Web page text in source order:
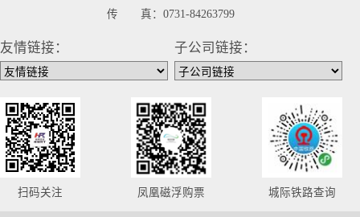
传 真：0731-84263799
友情链接： 子公司链接：
扫码关注 凤凰磁浮购票 城际铁路查询